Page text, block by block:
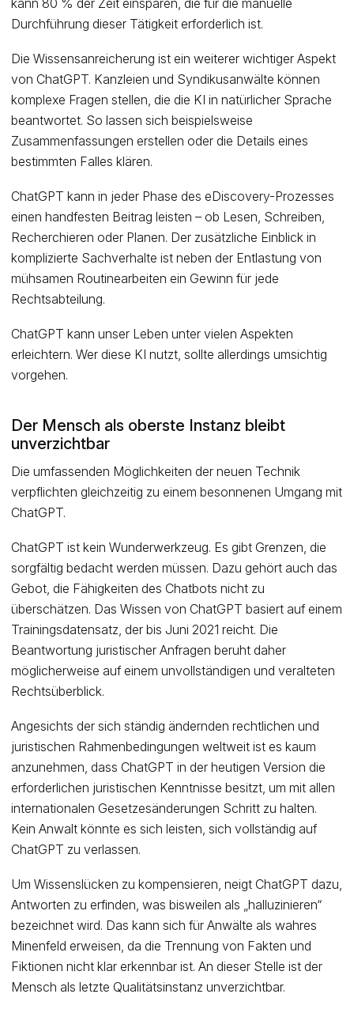
kann 80 % der Zeit einsparen, die für die manuelle
Durchführung dieser Tätigkeit erforderlich ist.
Die Wissensanreicherung ist ein weiterer wichtiger Aspekt
von ChatGPT. Kanzleien und Syndikusanwälte können
komplexe Fragen stellen, die die KI in natürlicher Sprache
beantwortet. So lassen sich beispielsweise
Zusammenfassungen erstellen oder die Details eines
bestimmten Falles klären.
ChatGPT kann in jeder Phase des eDiscovery-Prozesses
einen handfesten Beitrag leisten – ob Lesen, Schreiben,
Recherchieren oder Planen. Der zusätzliche Einblick in
komplizierte Sachverhalte ist neben der Entlastung von
mühsamen Routinearbeiten ein Gewinn für jede
Rechtsabteilung.
ChatGPT kann unser Leben unter vielen Aspekten
erleichtern. Wer diese KI nutzt, sollte allerdings umsichtig
vorgehen.
Der Mensch als oberste Instanz bleibt
unverzichtbar
Die umfassenden Möglichkeiten der neuen Technik
verpflichten gleichzeitig zu einem besonnenen Umgang mit
ChatGPT.
ChatGPT ist kein Wunderwerkzeug. Es gibt Grenzen, die
sorgfältig bedacht werden müssen. Dazu gehört auch das
Gebot, die Fähigkeiten des Chatbots nicht zu
überschätzen. Das Wissen von ChatGPT basiert auf einem
Trainingsdatensatz, der bis Juni 2021 reicht. Die
Beantwortung juristischer Anfragen beruht daher
möglicherweise auf einem unvollständigen und veralteten
Rechtsüberblick.
Angesichts der sich ständig ändernden rechtlichen und
juristischen Rahmenbedingungen weltweit ist es kaum
anzunehmen, dass ChatGPT in der heutigen Version die
erforderlichen juristischen Kenntnisse besitzt, um mit allen
internationalen Gesetzesänderungen Schritt zu halten.
Kein Anwalt könnte es sich leisten, sich vollständig auf
ChatGPT zu verlassen.
Um Wissenslücken zu kompensieren, neigt ChatGPT dazu,
Antworten zu erfinden, was bisweilen als „halluzinieren“
bezeichnet wird. Das kann sich für Anwälte als wahres
Minenfeld erweisen, da die Trennung von Fakten und
Fiktionen nicht klar erkennbar ist. An dieser Stelle ist der
Mensch als letzte Qualitätsinstanz unverzichtbar.